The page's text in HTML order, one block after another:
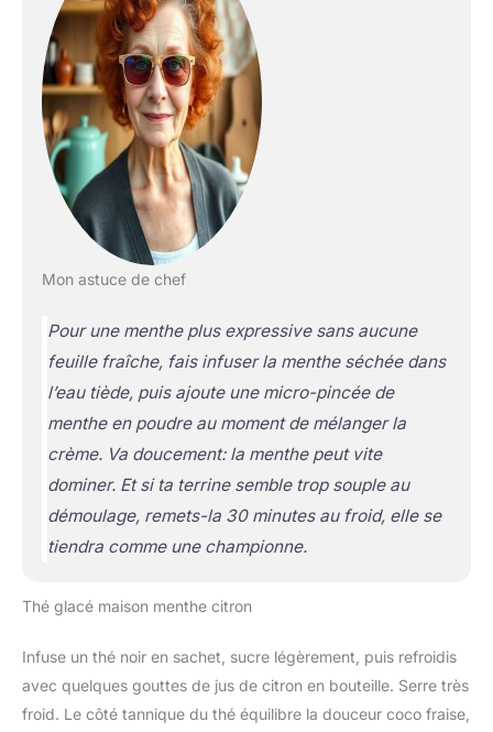
Mon astuce de chef
Pour une menthe plus expressive sans aucune
feuille fraîche, fais infuser la menthe séchée dans
l’eau tiède, puis ajoute une micro-pincée de
menthe en poudre au moment de mélanger la
crème. Va doucement: la menthe peut vite
dominer. Et si ta terrine semble trop souple au
démoulage, remets-la 30 minutes au froid, elle se
tiendra comme une championne.
Thé glacé maison menthe citron
Infuse un thé noir en sachet, sucre légèrement, puis refroidis
avec quelques gouttes de jus de citron en bouteille. Serre très
froid. Le côté tannique du thé équilibre la douceur coco fraise,